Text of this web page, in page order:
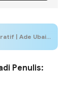
Penulis: Semacam Panggilan Jiwa
Penulis: